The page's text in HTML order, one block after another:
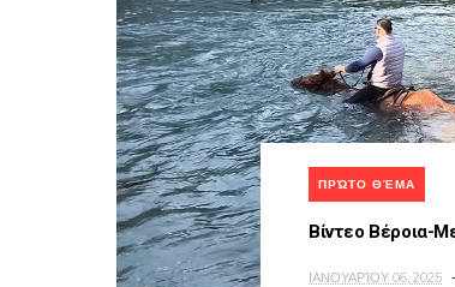
ΠΡΏΤΟ ΘΈΜΑ
Βίντεο Βέροια-
ΙΑΝΟΥΑΡΊΟΥ 06, 2025